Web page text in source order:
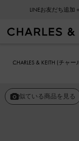
会員登録＋ニュー
CHARLES & KEITH (チャ
似ている商品を見る